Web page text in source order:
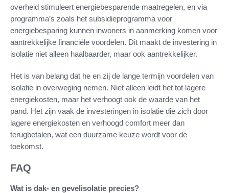
overheid stimuleert energiebesparende maatregelen, en via
programma’s zoals het subsidieprogramma voor
energiebesparing kunnen inwoners in aanmerking komen voor
aantrekkelijke financiële voordelen. Dit maakt de investering in
isolatie niet alleen haalbaarder, maar ook aantrekkelijker.
Het is van belang dat he en zij de lange termijn voordelen van
isolatie in overweging nemen. Niet alleen leidt het tot lagere
energiekosten, maar het verhoogt ook de waarde van het
pand. Het zijn vaak de investeringen in isolatie die zich door
lagere energiekosten en verhoogd comfort meer dan
terugbetalen, wat een duurzame keuze wordt voor de
toekomst.
FAQ
Wat is dak- en gevelisolatie precies?